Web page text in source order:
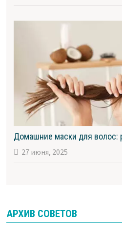
Домашние маски для волос:
27 июня, 2025
АРХИВ СОВЕТОВ